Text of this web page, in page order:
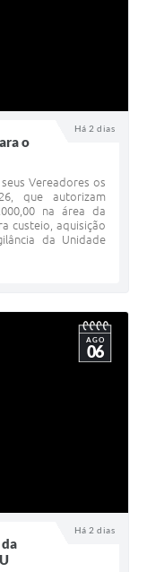
Há 2 dias
o
Vereadores os
que autorizam
na área da
custeio, aquisição
da Unidade
Há 2 dias
AGO
06